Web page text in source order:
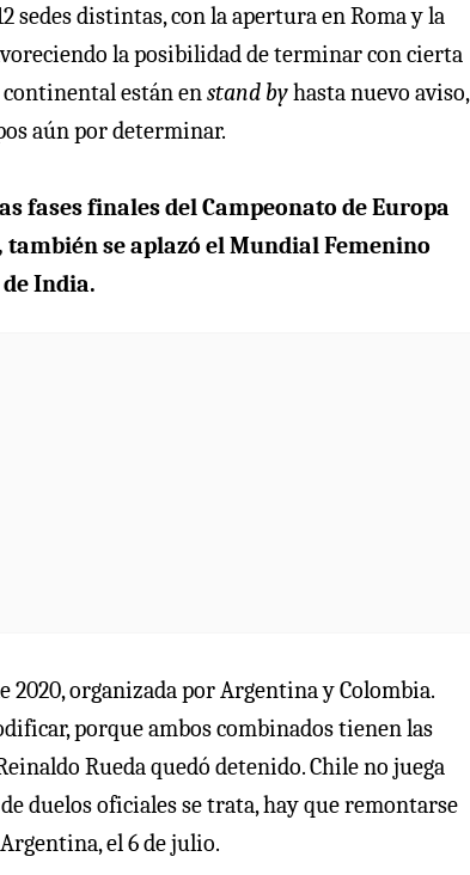
sedes distintas, con la apertura en Roma y la
la posibilidad de terminar con cierta
continental están enstand byhasta nuevo aviso,
aún por determinar.
fases finales del Campeonato de Europa
también se aplazó el Mundial Femenino
de India.
organizada por Argentina y Colombia.
porque ambos combinados tienen las
Rueda quedó detenido. Chile no juega
duelos oficiales se trata, hay que remontarse
el 6 de julio.